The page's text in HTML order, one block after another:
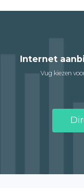
Internet
Vug kiezen